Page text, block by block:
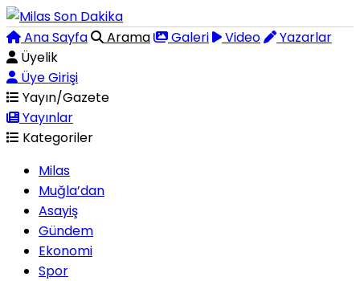
Ana Sayfa Arama Galeri Video
Yazarlar
Üyelik
Üye Girişi
Yayın/Gazete
Yayınlar
Kategoriler
Milas
Muğla’dan
Asayiş
Gündem
Ekonomi
Spor